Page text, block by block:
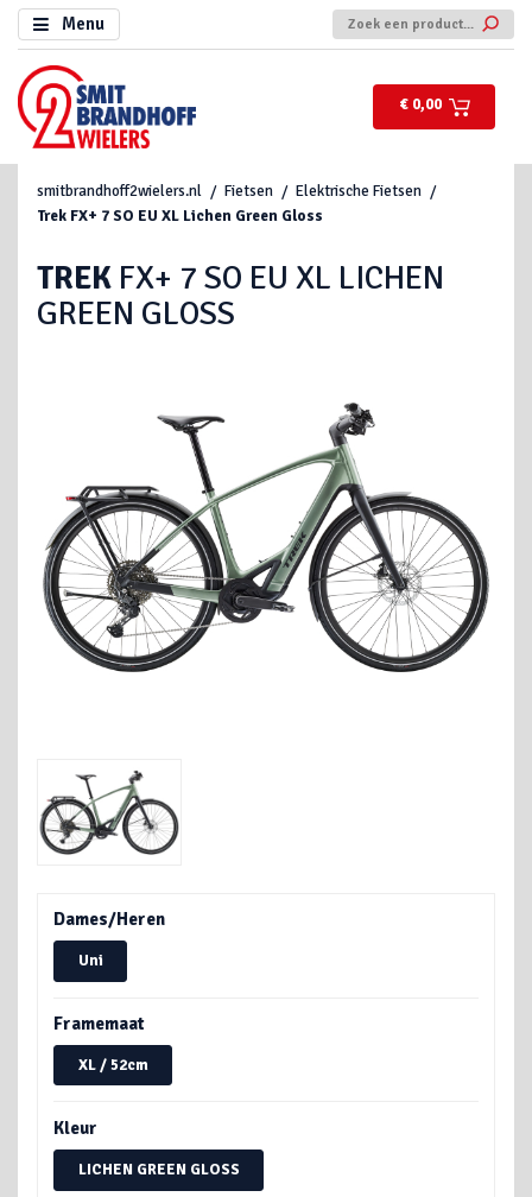
Menu
€ 0,00
smitbrandhoff2wielers.nl Fietsen
Elektrische Fietsen
Trek FX+ 7 SO EU XL Lichen Green Gloss
TREK FX+ 7 SO EU XL LICHEN
GREEN GLOSS
Dames/Heren
Uni
Framemaat
XL / 52cm
Kleur
LICHEN GREEN GLOSS